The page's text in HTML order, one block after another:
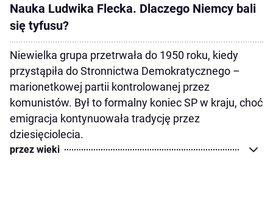
Nauka Ludwika Flecka. Dlaczego Niemcy bali
się tyfusu?
Niewielka grupa przetrwała do 1950 roku, kiedy
przystąpiła do Stronnictwa Demokratycznego –
marionetkowej partii kontrolowanej przez
komunistów. Był to formalny koniec SP w kraju, choć
emigracja kontynuowała tradycję przez
dziesięciolecia.
przez wieki